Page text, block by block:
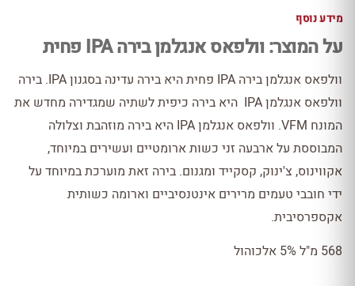
מידע נוסף
על המוצר: וולפאס אנגלמן בירה IPA פחית
וולפאס אנגלמן בירה IPA פחית היא בירה עדינה בסגנון IPA. בירה
וולפאס אנגלמן IPA היא בירה כיפית לשתיה שמגדירה מחדש את
המונח VFM. וולפאס אנגלמן IPA היא בירה מוזהבת וצלולה
המבוססת על ארבעה זני כשות ארומטיים ועשירים במיוחד,
אקווינוס, צ'ינוק, קסקייד ומגנום. בירה זאת מוערכת במיוחד על
ידי חובבי טעמים מרירים אינטנסיביים וארומה כשותית
אקספרסיבית.
568 מ"ל 5% אלכוהול